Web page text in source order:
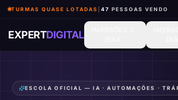
TURMAS QUASE LOTADAS 48 PESSOAS VENDO
EXPERTDIGITAL
ESCOLA OFICIAL — IA · AUTOMAÇÕES ·